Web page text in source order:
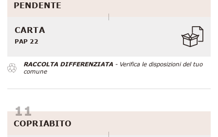
PENDENTE
CARTA
PAP 22
RACCOLTA DIFFERENZIATA- Verifica le disposizioni del tuo
comune
COPRIABITO